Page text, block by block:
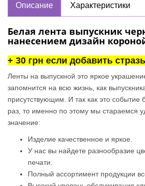
Описание Характеристики
Белая лента выпускник
нанесением дизайн
+ 30 грн если добавить
Ленты на выпускной это яркое
запомнится на всю жизнь, как
присутствующим. И так как это событие
раз, то именно по этому мы стараемся
значение:
Изделие качественное и яркое.
У нас вы найдете разнообразие
печати.
Полный ассортимент продукции